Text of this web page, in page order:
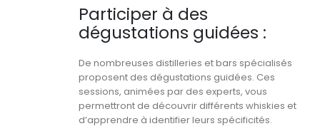
Participer à des
dégustations guidées :
De nombreuses distilleries et bars spécialisés
proposent des dégustations guidées. Ces
sessions, animées par des experts, vous
permettront de découvrir différents whiskies et
d’apprendre à identifier leurs spécificités.